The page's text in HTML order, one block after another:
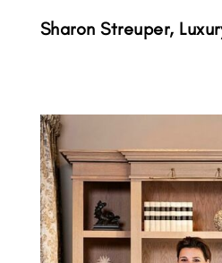
Sharon Streuper,